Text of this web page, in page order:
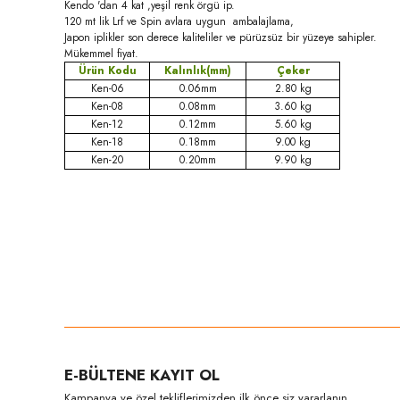
Kendo 'dan 4 kat ,yeşil renk örgü ip.
120 mt lik Lrf ve Spin avlara uygun ambalajlama,
Japon iplikler son derece kaliteliler ve pürüzsüz bir yüzeye sahipler.
Mükemmel fiyat.
Ürün Kodu
Kalınlık(mm)
Çeker
Ken-06
0.06mm
2.80 kg
Ken-08
0.08mm
3.60 kg
Ken-12
0.12mm
5.60 kg
Ken-18
0.18mm
9.00 kg
Ken-20
0.20mm 9.90 kg
Ürün açıklamasında eksik bilgiler bulunuyor.
E-BÜLTENE KAYIT OL